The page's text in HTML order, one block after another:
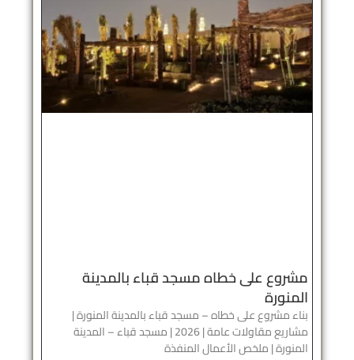
مشروع على خطاه مسجد قباء بالمدينة
المنورة
بناء مشروع على خطاه – مسجد قباء بالمدينة المنورة |
مشاريع مقاولات عامة | 2026 | مسجد قباء – المدينة
المنورة | ملخص الأعمال المنفذة